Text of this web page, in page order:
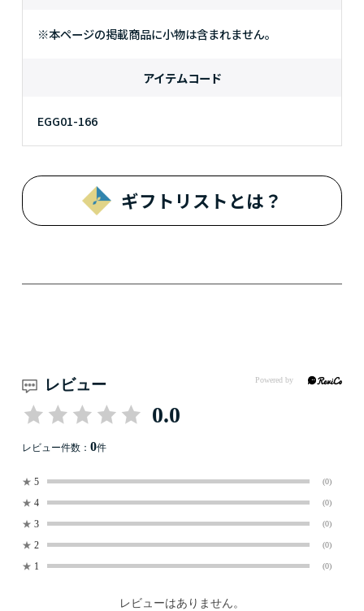
※本ページの掲載商品に小物は含まれません。
アイテムコード
EGG01-166
ギフトリストとは？
レビュー
0.0
レビュー件数： 0件
★ 5 (0)
★ 4 (0)
★ 3 (0)
★ 2 (0)
★ 1 (0)
レビューはありません。